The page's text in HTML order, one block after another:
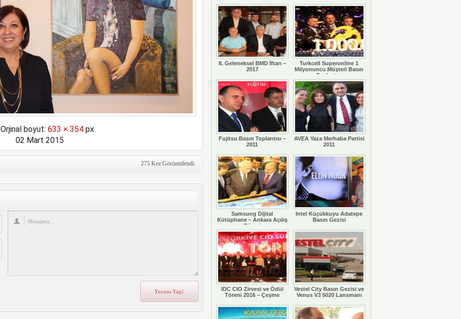
Orjinal boyut: 633 × 354px
02 Mart 2015
275 Kez Görüntülendi.
8. Geleneksel BMD İftarı –
2017
Turkcell Superonline 1
Milyonuncu Müşteri Basın
Toplantısı
Fujitsu Basın Toplantısı –
2011
AVEA Yaza Merhaba Partisi
2011
Samsung Dijital
Kütüphane – Ankara Açılış
Töreni
Intel Küçükkuyu Adatepe
Basın Gezisi
IDC CIO Zirvesi ve Ödül
Töreni 2016 – Çeşme
Vestel City Basın Gezisi ve
Venus V3 5020 Lansmanı